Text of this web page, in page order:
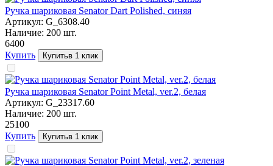
Ручка шариковая Senator Dart Polished, синяя
Артикул: G_6308.40
Наличие: 200 шт.
6400
Купить
Купитьв 1 клик
Ручка шариковая Senator Point Metal, ver.2, белая
Артикул: G_23317.60
Наличие: 200 шт.
25100
Купить
Купитьв 1 клик